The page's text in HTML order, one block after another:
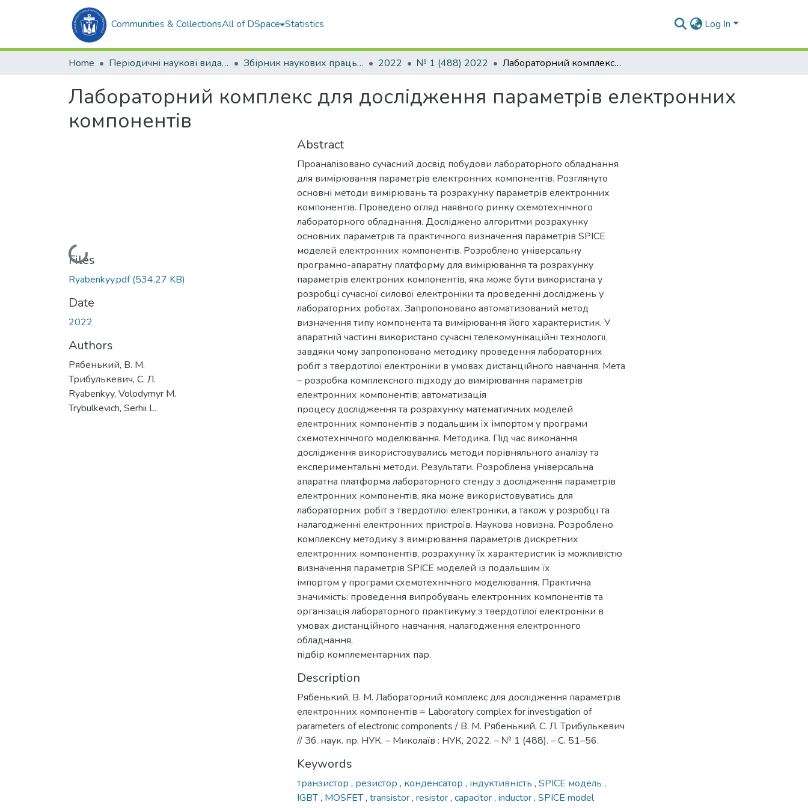
Communities & CollectionsAll of DSpace Statistics Log In
Home Періодичні наукові видання Збірник наукових праць НУК 2022 № 1 (488) 2022 Лабораторний комплекс для дослідження параметрів електронних компонентів
Лабораторний комплекс для дослідження параметрів електронних
компонентів
Loading...
Files
Ryabenkyy.pdf(534.27 KB)
Date
2022
Authors
Рябенький, В. М.
Трибулькевич, С. Л.
Ryabenkyy, Volodymyr M.
Trybulkevich, Serhii L.
Abstract
Проаналізовано сучасний досвід побудови лабораторного обладнання
для вимірювання параметрів електронних компонентів. Розглянуто
основні методи вимірювань та розрахунку параметрів електронних
компонентів. Проведено огляд наявного ринку схемотехнічного
лабораторного обладнання. Досліджено алгоритми розрахунку
основних параметрів та практичного визначення параметрів SPICE
моделей електронних компонентів. Розроблено універсальну
програмно-апаратну платформу для вимірювання та розрахунку
параметрів електроних компонентів, яка може бути використана у
розробці сучасної силової електроніки та проведенні досліджень у
лабораторних роботах. Запропоновано автоматизований метод
визначення типу компонента та вимірювання його характеристик. У
апаратній частині використано сучасні телекомунікаційні технології,
завдяки чому запропоновано методику проведення лабораторних
робіт з твердотілої електроніки в умовах дистанційного навчання. Мета
– розробка комплексного підходу до вимірювання параметрів
електронних компонентів; автоматизація
процесу дослідження та розрахунку математичних моделей
електронних компонентів з подальшим їх імпортом у програми
схемотехнічного моделювання. Методика. Під час виконання
дослідження використовувались методи порівняльного аналізу та
експериментальні методи. Результати. Розроблена універсальна
апаратна платформа лабораторного стенду з дослідження параметрів
електронних компонентів, яка може використовуватись для
лабораторних робіт з твердотілої електроніки, а також у розробці та
налагодженні електронних пристроїв. Наукова новизна. Розроблено
комплексну методику з вимірювання параметрів дискретних
електронних компонентів, розрахунку їх характеристик із можливістю
визначення параметрів SPICE моделей із подальшим їх
імпортом у програми схемотехнічного моделювання. Практична
значимість: проведення випробувань електронних компонентів та
організація лабораторного практикуму з твердотілої електроніки в
умовах дистанційного навчання, налагодження електронного
обладнання,
підбір комплементарних пар.
Description
Рябенький, В. М. Лабораторний комплекс для дослідження параметрів
електронних компонентів = Laboratory complex for investigation of
parameters of electronic components / В. М. Рябенький, С. Л. Трибулькевич
// Зб. наук. пр. НУК. – Миколаїв : НУК, 2022. – № 1 (488). – С. 51–56.
Keywords
транзистор , резистор , конденсатор , індуктивність , SPICE модель ,
IGBT, MOSFET, transistor, resistor, capacitor, inductor, SPICE model